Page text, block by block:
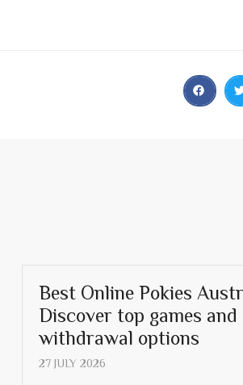
Best Online Pokies
Discover top games
withdrawal options
27 JULY 2026